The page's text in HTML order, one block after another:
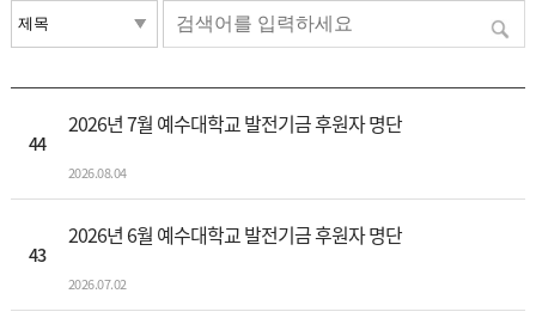
44
2026년 7월 예수대학교 발전기금 후원자 명단
2026.08.04
43
2026년 6월 예수대학교 발전기금 후원자 명단
2026.07.02